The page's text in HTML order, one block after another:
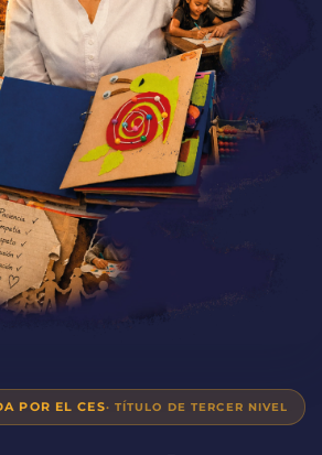
POR EL CES· TÍTULO DE TERCER NIVEL